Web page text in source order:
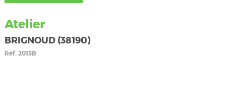
Atelier
BRIGNOUD (38190)
Réf.2015B